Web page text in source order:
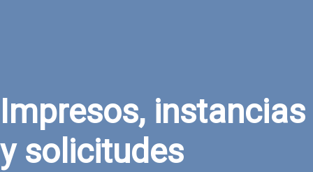
Impresos, instancias
y solicitudes